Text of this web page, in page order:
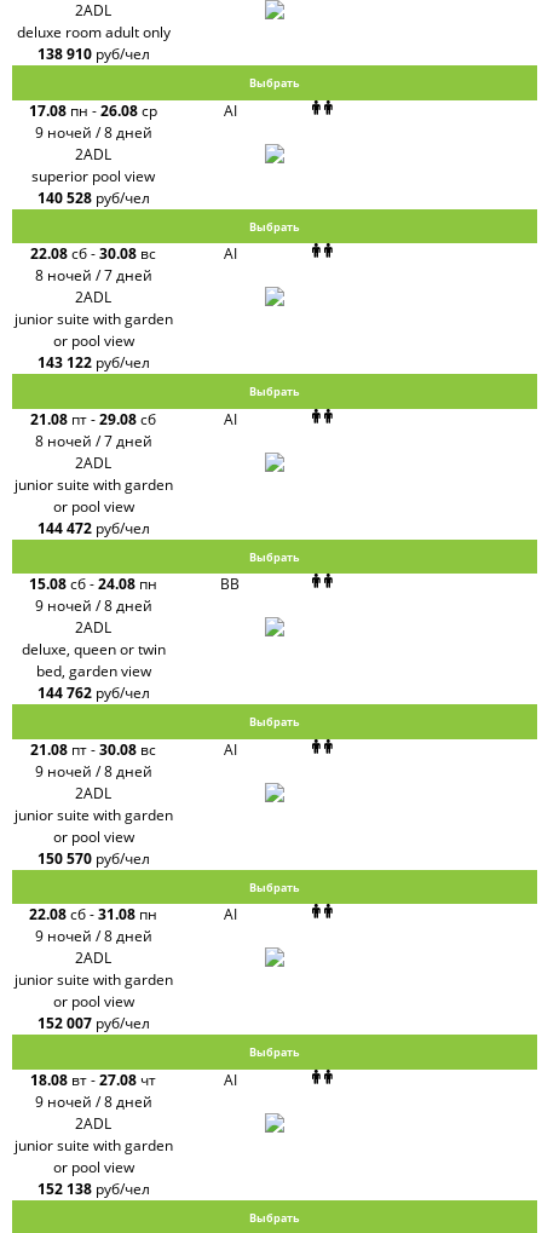
2ADL
deluxe room adult only
138 910 руб/чел
Выбрать
17.08 пн -26.08ср
9 ночей / 8 дней
AI
2ADL
superior pool view
140 528 руб/чел
Выбрать
22.08сб-30.08 вс
8 ночей / 7 дней
AI
2ADL
junior suite with garden
or pool view
143 122 руб/чел
Выбрать
21.08 пт-29.08сб
8 ночей / 7 дней
AI
2ADL
junior suite with garden
or pool view
144 472 руб/чел
Выбрать
15.08сб-24.08 пн
9 ночей / 8 дней
BB
2ADL
deluxe, queen or twin
bed, garden view
144 762 руб/чел
Выбрать
21.08 пт-30.08 вс
9 ночей / 8 дней
AI
2ADL
junior suite with garden
or pool view
150 570 руб/чел
Выбрать
22.08сб-31.08 пн
9 ночей / 8 дней
AI
2ADL
junior suite with garden
or pool view
152 007 руб/чел
Выбрать
18.08 вт-27.08 чт
9 ночей / 8 дней
AI
2ADL
junior suite with garden
or pool view
152 138 руб/чел
Выбрать